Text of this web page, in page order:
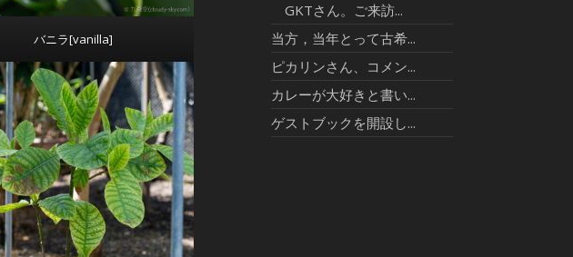
バニラ[vanilla]
GKTさん。ご来訪...
当方，当年とって古希...
ピカリンさん、コメン...
カレーが大好きと書い...
ゲストブックを開設し...